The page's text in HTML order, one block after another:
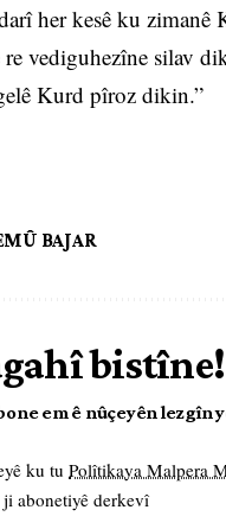
her kesê ku
vediguhezîne silav
Kurd pîroz dikin.”
BAJAR
bistîne!
em ê nûçeyên lezgîn
ku tu Polîtikaya Malpera
abonetiyê derkevî